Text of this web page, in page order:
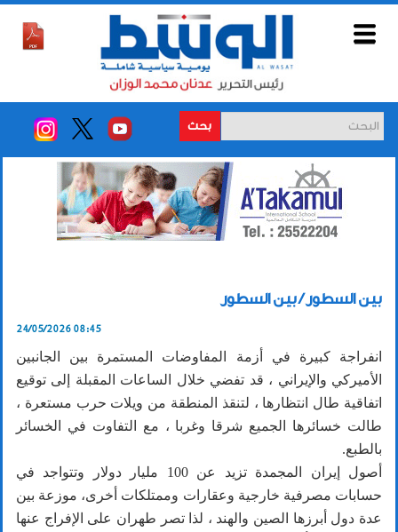
بحث
بين السطور / بين السطور
24/05/2026 08:45
انفراجة كبيرة في أزمة المفاوضات المستمرة بين الجانبين
الأميركي والإيراني ، قد تفضي خلال الساعات المقبلة إلى توقيع
اتفاقية طال انتظارها ، لتنقذ المنطقة من ويلات حرب مستعرة ،
طالت خسائرها الجميع شرقا وغربا ، مع التفاوت في الخسائر
بالطبع.
أصول إيران المجمدة تزيد عن 100 مليار دولار وتتواجد في
حسابات مصرفية خارجية وعقارات وممتلكات أخرى، موزعة بين
عدة دول أبرزها الصين والهند ، لذا تصر طهران على الإفراج عنها